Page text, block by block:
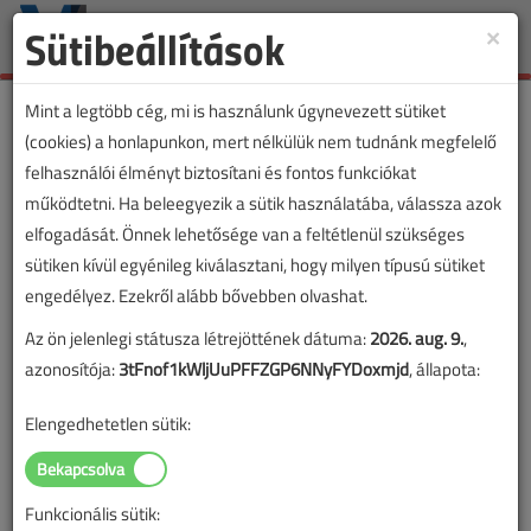
Toggle
×
Sütibeállítások
Mint a legtöbb cég, mi is használunk úgynevezett sütiket
(cookies) a honlapunkon, mert nélkülük nem tudnánk megfelelő
felhasználói élményt biztosítani és fontos funkciókat
működtetni. Ha beleegyezik a sütik használatába, válassza azok
elfogadását. Önnek lehetősége van a feltétlenül szükséges
sütiken kívül egyénileg kiválasztani, hogy milyen típusú sütiket
engedélyez. Ezekről alább bővebben olvashat.
Az ön jelenlegi státusza létrejöttének dátuma:2026. aug. 9.,
azonosítója:3tFnof1kWljUuPFFZGP6NNyFYDoxmjd, állapota:
Elengedhetetlen sütik:
Funkcionális sütik: